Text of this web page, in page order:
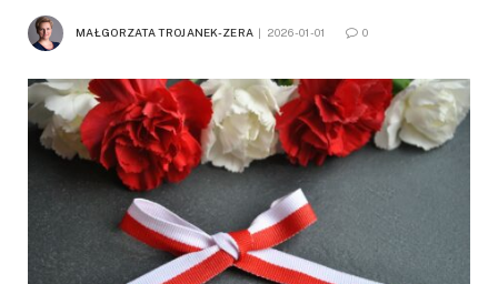
MAŁGORZATA TROJANEK-ZERA 2026-01-01 0